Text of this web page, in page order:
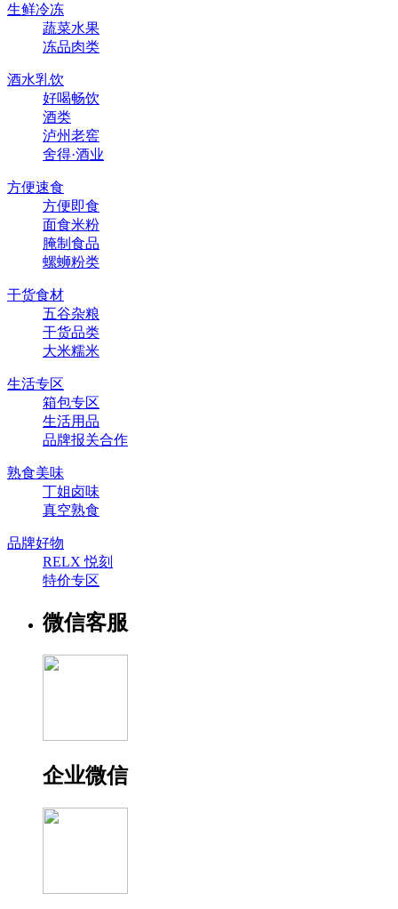
生鲜冷冻
蔬菜水果
冻品肉类
酒水乳饮
好喝畅饮
酒类
泸州老窖
舍得·酒业
方便速食
方便即食
面食米粉
腌制食品
螺蛳粉类
干货食材
五谷杂粮
干货品类
大米糯米
生活专区
箱包专区
生活用品
品牌报关合作
熟食美味
丁姐卤味
真空熟食
品牌好物
RELX 悦刻
特价专区
微信客服
企业微信